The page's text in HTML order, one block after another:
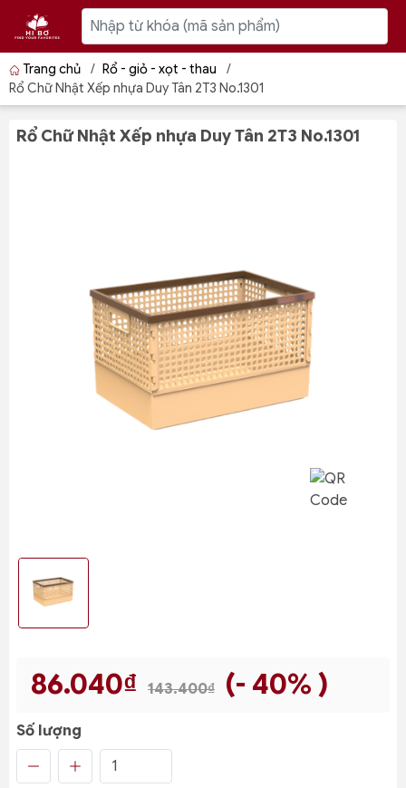
Trang chủ / Rổ - giỏ - xọt - thau
/
Rổ Chữ Nhật Xếp nhựa Duy Tân 2T3 No.1301
Rổ Chữ Nhật Xếp nhựa Duy Tân 2T3 No.1301
86.040₫ 143.400₫ (- 40% )
Số lượng